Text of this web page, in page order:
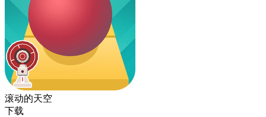
滚动的天空
下载